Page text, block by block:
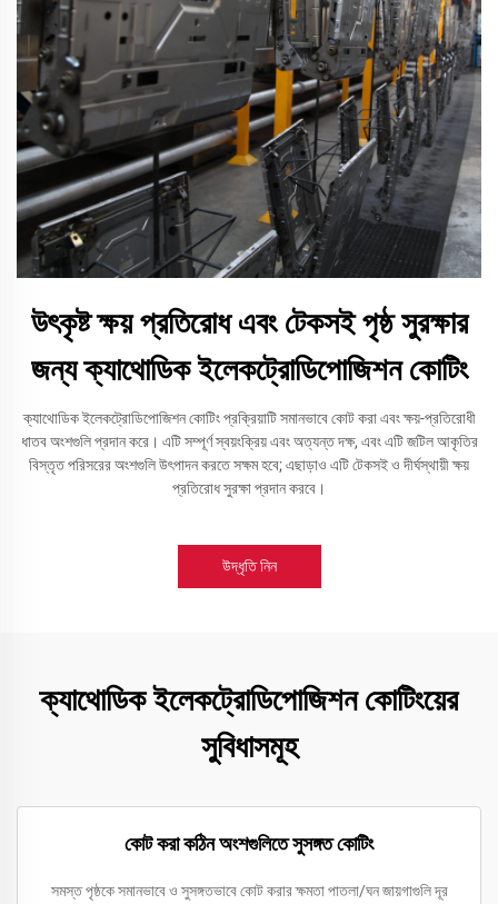
উৎকৃষ্ট ক্ষয় প্রতিরোধ এবং টেকসই পৃষ্ঠ সুরক্ষার
জন্য ক্যাথোডিক ইলেকট্রোডিপোজিশন কোটিং
ক্যাথোডিক ইলেকট্রোডিপোজিশন কোটিং প্রক্রিয়াটি সমানভাবে কোট করা এবং ক্ষয়-প্রতিরোধী
ধাতব অংশগুলি প্রদান করে। এটি সম্পূর্ণ স্বয়ংক্রিয় এবং অত্যন্ত দক্ষ, এবং এটি জটিল আকৃতির
বিস্তৃত পরিসরের অংশগুলি উৎপাদন করতে সক্ষম হবে; এছাড়াও এটি টেকসই ও দীর্ঘস্থায়ী ক্ষয়
প্রতিরোধ সুরক্ষা প্রদান করবে।
উদ্ধৃতি নিন
ক্যাথোডিক ইলেকট্রোডিপোজিশন কোটিংয়ের
সুবিধাসমূহ
কোট করা কঠিন অংশগুলিতে সুসঙ্গত কোটিং
সমস্ত পৃষ্ঠকে সমানভাবে ও সুসঙ্গতভাবে কোট করার ক্ষমতা পাতলা/ঘন জায়গাগুলি দূর